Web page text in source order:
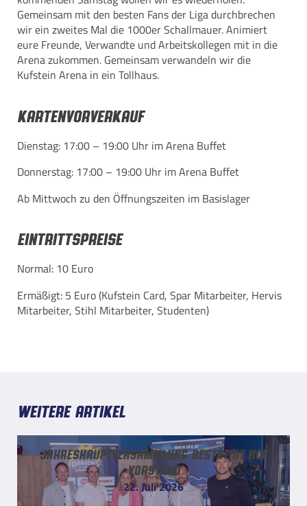
Gemeinsam mit den besten Fans der Liga durchbrechen
wir ein zweites Mal die 1000er Schallmauer. Animiert
eure Freunde, Verwandte und Arbeitskollegen mit in die
Arena zukommen. Gemeinsam verwandeln wir die
Kufstein Arena in ein Tollhaus.
Kartenvorverkauf
Dienstag: 17:00 – 19:00 Uhr im Arena Buffet
Donnerstag: 17:00 – 19:00 Uhr im Arena Buffet
Ab Mittwoch zu den Öffnungszeiten im Basislager
Eintrittspreise
Normal: 10 Euro
Ermäßigt: 5 Euro (Kufstein Card, Spar Mitarbeiter, Hervis
Mitarbeiter, Stihl Mitarbeiter, Studenten)
Weitere Artikel
Jahreshauptversammlung bestätigt HCK
Vorstand
22. Juli 2026